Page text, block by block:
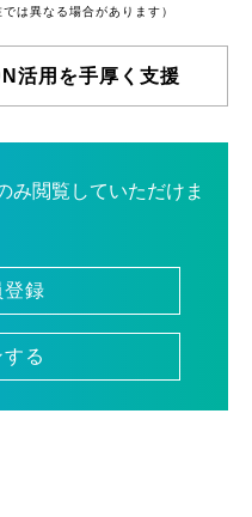
は異なる場合があります）
活用を手厚く支援
み閲覧していただけま
登録
る